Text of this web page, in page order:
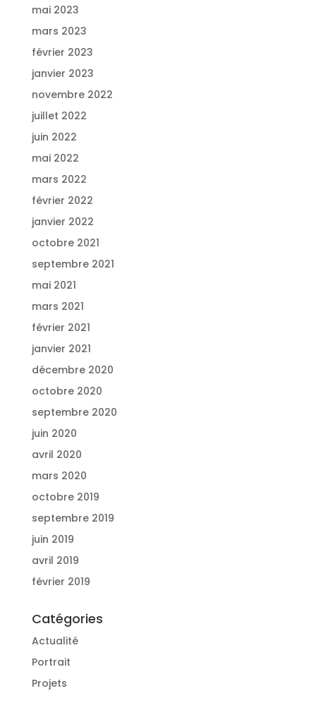
mai 2023
mars 2023
février 2023
janvier 2023
novembre 2022
juillet 2022
juin 2022
mai 2022
mars 2022
février 2022
janvier 2022
octobre 2021
septembre 2021
mai 2021
mars 2021
février 2021
janvier 2021
décembre 2020
octobre 2020
septembre 2020
juin 2020
avril 2020
mars 2020
octobre 2019
septembre 2019
juin 2019
avril 2019
février 2019
Catégories
Actualité
Portrait
Projets